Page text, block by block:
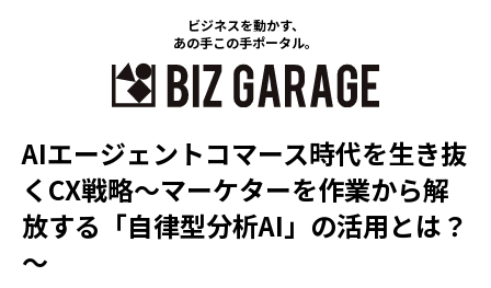
ビジネスを動かす、
あの手この手ポータル。
AIエージェントコマース時代を生き抜
くCX戦略​～マーケターを作業から解
放する「自律型分析AI」の活用とは？
～​